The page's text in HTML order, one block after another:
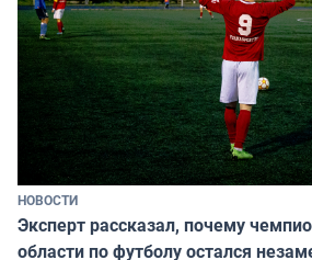
НОВОСТИ
Эксперт рассказал, почему
области по футболу остался